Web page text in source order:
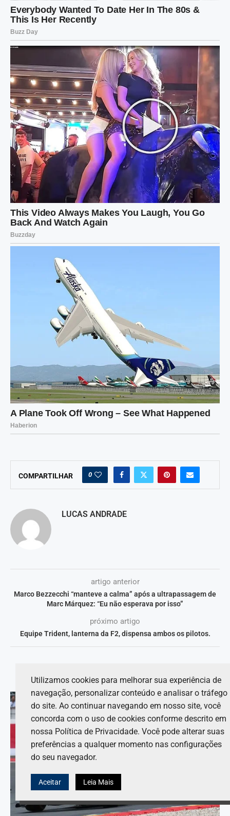
COMPARTILHAR 0
LUCAS ANDRADE
artigo anterior
Marco Bezzecchi “manteve a calma” após a ultrapassagem de
Marc Márquez: “Eu não esperava por isso”
próximo artigo
Equipe Trident, lanterna da F2, dispensa ambos os pilotos.
Utilizamos cookies para melhorar sua experiência de
navegação, personalizar conteúdo e analisar o tráfego
do site. Ao continuar navegando em nosso site, você
concorda com o uso de cookies conforme descrito em
nossa Política de Privacidade. Você pode alterar suas
preferências a qualquer momento nas configurações
do seu navegador.
Aceitar Leia Mais